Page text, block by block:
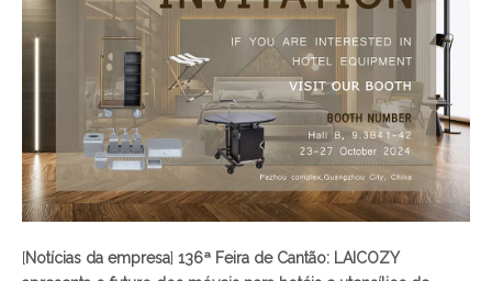
[Notícias da empresa] 136ª Feira de Cantão: LAICOZY